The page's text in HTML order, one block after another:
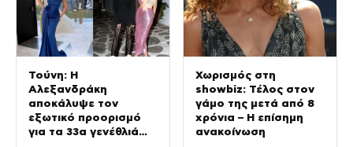
Τούνη: Η
Αλεξανδράκη
αποκάλυψε τον
εξωτικό προορισμό
για τα 33α γενέθλιά
Χωρισμός στη
showbiz: Τέλος στον
γάμο της μετά από 8
χρόνια – Η επίσημη
ανακοίνωση